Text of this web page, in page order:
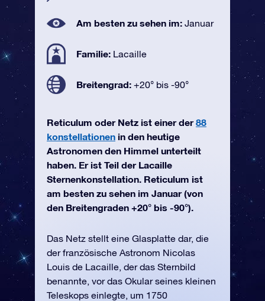
Am besten zu sehen im: Januar
Familie: Lacaille
Breitengrad: +20° bis -90°
Reticulum oder Netz ist einer der88
konstellationen in den heutige
Astronomen den Himmel unterteilt
haben. Er ist Teil der Lacaille
Sternenkonstellation. Reticulum ist
am besten zu sehen im Januar (von
den Breitengraden +20° bis -90°).
Das Netz stellt eine Glasplatte dar, die
der französische Astronom Nicolas
Louis de Lacaille, der das Sternbild
benannte, vor das Okular seines kleinen
Teleskops einlegte, um 1750